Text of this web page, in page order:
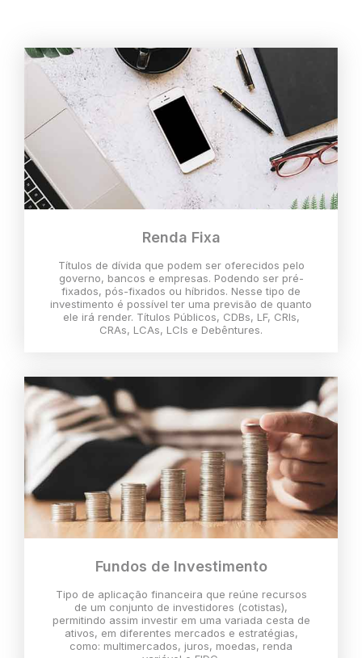
Renda Fixa
Títulos de dívida que podem ser oferecidos pelo
governo, bancos e empresas. Podendo ser pré-
fixados, pós-fixados ou híbridos. Nesse tipo de
investimento é possível ter uma previsão de quanto
ele irá render. Títulos Públicos, CDBs, LF, CRIs,
CRAs, LCAs, LCIs e Debêntures.
Fundos de Investimento
Tipo de aplicação financeira que reúne recursos
de um conjunto de investidores (cotistas),
permitindo assim investir em uma variada cesta de
ativos, em diferentes mercados e estratégias,
como: multimercados, juros, moedas, renda